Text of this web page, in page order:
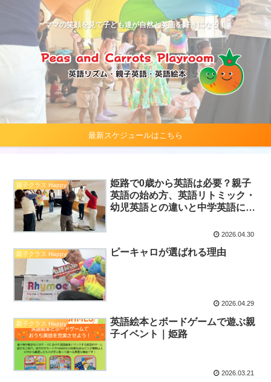
ママの笑顔を見て子ども達が自然と英語を好きになる！
最新スケジュールはこちら
親子クラス Happy
姫路で0歳から英語は必要？親子
英語の始め方、英語リトミック・
幼児英語との違いと中学英語につ
2026.04.30
親子クラス Happy ピーキャロが選ばれる理由
2026.04.29
親子クラス Happy
英語絵本とボードゲームで遊ぶ親
子イベント｜姫路
2026.03.21